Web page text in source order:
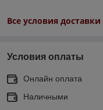
Все условия доставки
Условия оплаты
Онлайн оплата
Наличными